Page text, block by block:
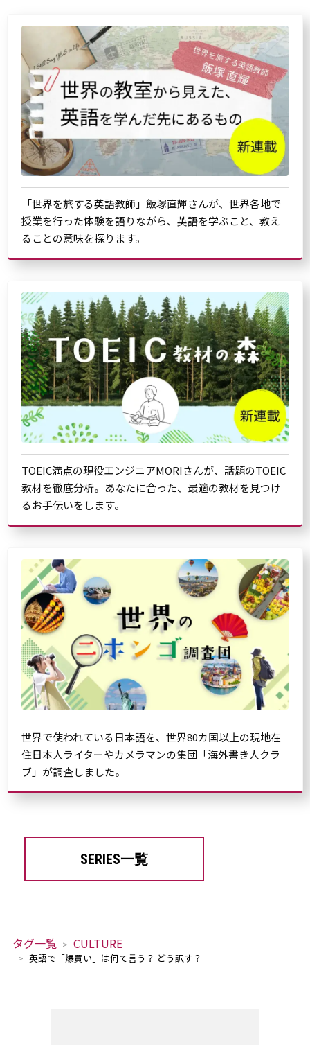
「世界を旅する英語教師」飯塚直輝さんが、世界各地で
授業を行った体験を語りながら、英語を学ぶこと、教え
ることの意味を探ります。
TOEIC満点の現役エンジニアMORIさんが、話題のTOEIC
教材を徹底分析。あなたに合った、最適の教材を見つけ
るお手伝いをします。
世界で使われている日本語を、世界80カ国以上の現地在
住日本人ライターやカメラマンの集団「海外書き人クラ
ブ」が調査しました。
SERIES一覧
タグ一覧 CULTURE
英語で「爆買い」は何て言う？ どう訳す？